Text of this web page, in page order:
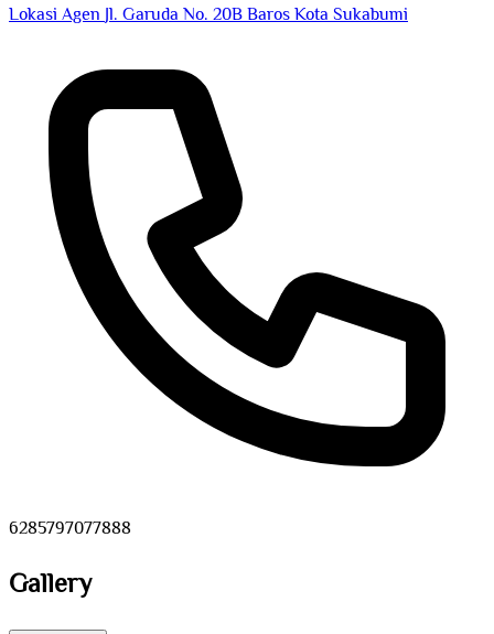
Lokasi AgenJl. Garuda No. 20B Baros Kota Sukabumi
6285797077888
Gallery